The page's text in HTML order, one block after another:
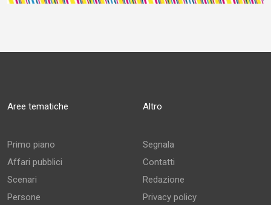
Aree tematiche
Primo piano
Affari pubblici
Scenari
Persone
Altro
Segnala
Contatti
Redazione
Privacy policy